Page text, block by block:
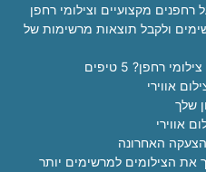
ולקבל תוצאות מרשימות של
רחפן? 5 טיפים
אווירי
שלך
הצעקה האחרונה